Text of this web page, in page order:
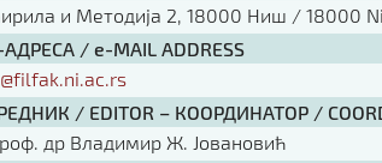
и Методија 2, 18000 Ниш / 18000
/ e-MAIL ADDRESS
/ EDITOR – КООРДИНАТОР /
др Владимир Ж. Јовановић